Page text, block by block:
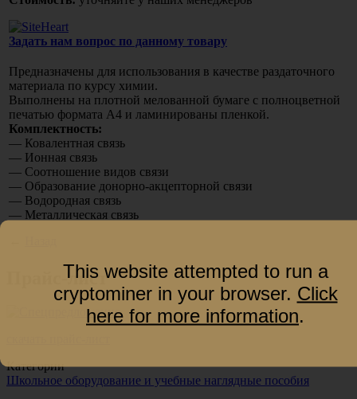
Задать нам вопрос по данному товару
Предназначены для использования в качестве раздаточного
материала по курсу химии.
Выполнены на плотной мелованной бумаге с полноцветной
печатью формата А4 и ламинированы пленкой.
Комплектность:
— Ковалентная связь
— Ионная связь
— Соотношение видов связи
— Образование донорно-акцепторной связи
— Водородная связь
— Металлическая связь
Прайс-лист
Категории
Школьное оборудование и учебные наглядные пособия
This website attempted to run a
cryptominer in your browser. Click
here for more information.